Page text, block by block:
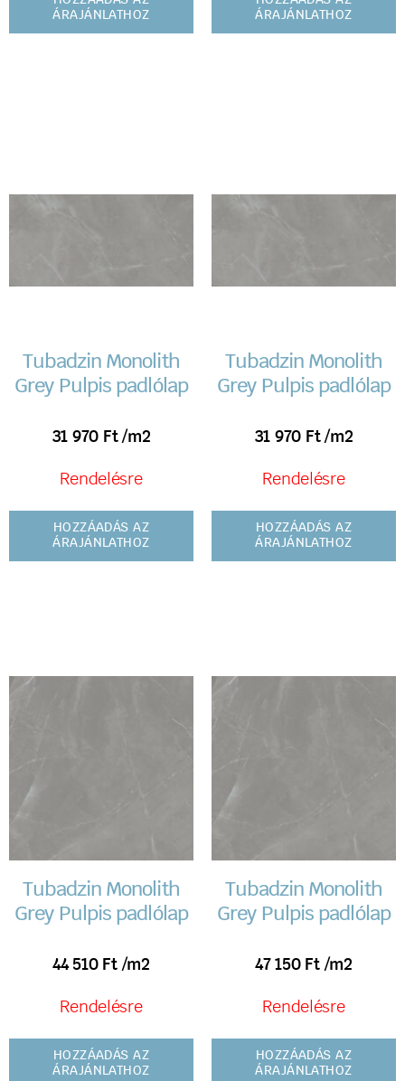
ÁRAJÁNLATHOZ
ÁRAJÁNLATHOZ
Tubadzin Monolith
Grey Pulpis padlólap
31 970 Ft /m2
Rendelésre
HOZZÁADÁS AZ
ÁRAJÁNLATHOZ
Tubadzin Monolith
Grey Pulpis padlólap
31 970 Ft /m2
Rendelésre
HOZZÁADÁS AZ
ÁRAJÁNLATHOZ
Tubadzin Monolith
Grey Pulpis padlólap
44 510 Ft /m2
Rendelésre
HOZZÁADÁS AZ
ÁRAJÁNLATHOZ
Tubadzin Monolith
Grey Pulpis padlólap
47 150 Ft /m2
Rendelésre
HOZZÁADÁS AZ
ÁRAJÁNLATHOZ